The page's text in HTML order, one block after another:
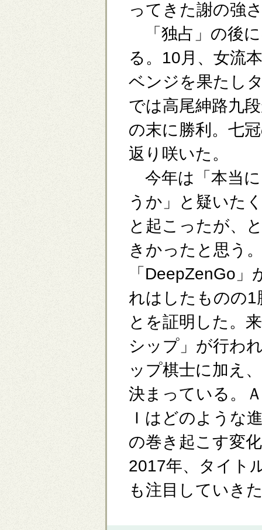
ってきた謝の強
「独占」の後
る。10月、女流
ベンジを果たし
では高尾紳路九
の末に勝利。七
返り咲いた。
今年は「本当
うか」と疑いた
と起こったが、
きかったと思う
「DeepZenGo
れはしたものの1
とを証明した。
シップ」が行わ
ップ棋士に加え
決まっている。
Ｉはどのような
の巻き起こす変
2017年、タイト
も注目していき